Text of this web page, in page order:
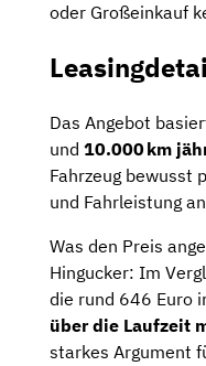
oder Großeinkauf
Das Angebot
und 10.000 km
Fahrzeug bewusst
und Fahrleistung
Was den Preis
Hingucker: Im
die rund 646 Euro
über die Laufzeit
starkes Argument